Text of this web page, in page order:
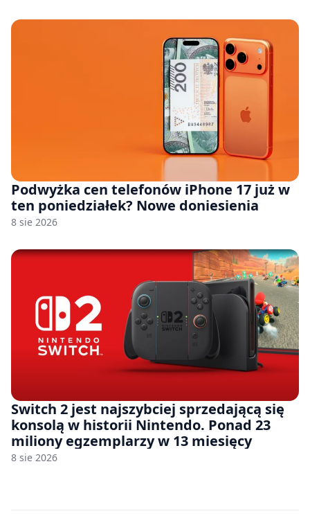
Podwyżka cen telefonów iPhone 17 już w
ten poniedziałek? Nowe doniesienia
8 sie 2026
Switch 2 jest najszybciej sprzedającą się
konsolą w historii Nintendo. Ponad 23
miliony egzemplarzy w 13 miesięcy
8 sie 2026